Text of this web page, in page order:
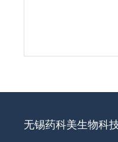
无锡药科美生物科